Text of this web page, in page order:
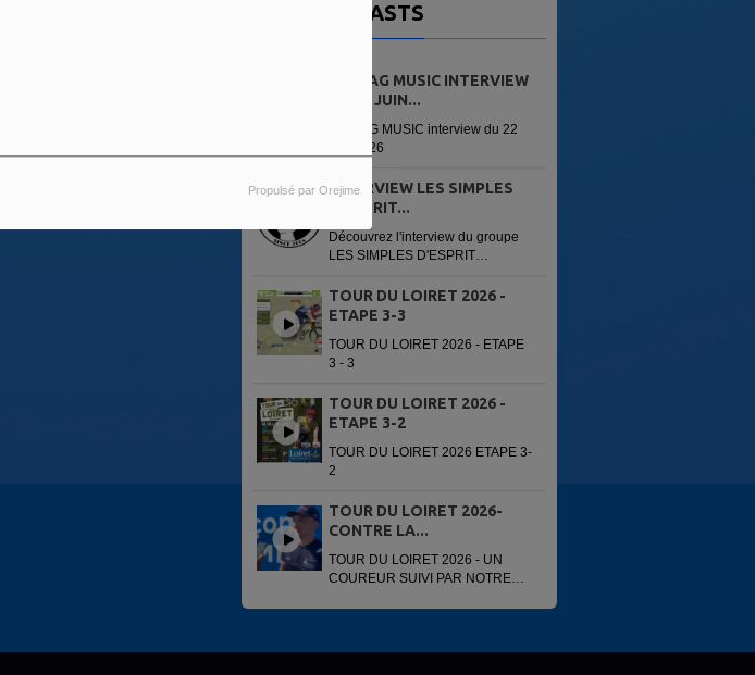
Propulsé par Orejime
NOS PODCASTS
LEI-VAG MUSIC INTERVIEW
DU 22 JUIN...
LEI-VAG MUSIC interview du 22
juin 2026
INTERVIEW LES SIMPLES
D'ESPRIT...
Découvrez l'interview du groupe
LES SIMPLES D'ESPRIT
13 juin 2026 à la 6e édition du
Festi'Alliance. Interview réalisée
TOUR DU LOIRET 2026 -
ETAPE 3-3
TOUR DU LOIRET 2026 - ETAPE
3 - 3
TOUR DU LOIRET 2026 -
ETAPE 3-2
TOUR DU LOIRET 2026 ETAPE 3-
2
TOUR DU LOIRET 2026-
CONTRE LA...
TOUR DU LOIRET 2026 - UN
COUREUR SUIVI PAR NOTRE